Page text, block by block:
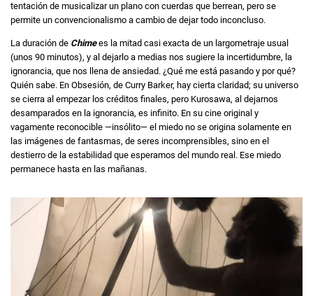
tentación de musicalizar un plano con cuerdas que berrean, pero se
permite un convencionalismo a cambio de dejar todo inconcluso.
La duración de Chimees la mitad casi exacta de un largometraje usual
(unos 90 minutos), y al dejarlo a medias nos sugiere la incertidumbre, la
ignorancia, que nos llena de ansiedad. ¿Qué me está pasando y por qué?
Quién sabe. En Obsesión, de Curry Barker, hay cierta claridad; su universo
se cierra al empezar los créditos finales, pero Kurosawa, al dejarnos
desamparados en la ignorancia, es infinito. En su cine original y
vagamente reconocible —insólito— el miedo no se origina solamente en
las imágenes de fantasmas, de seres incomprensibles, sino en el
destierro de la estabilidad que esperamos del mundo real. Ese miedo
permanece hasta en las mañanas.